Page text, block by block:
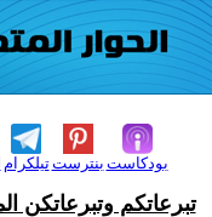
تيلكرامبنترست بودكاست
تبرعاتكم وتبرعاتكن